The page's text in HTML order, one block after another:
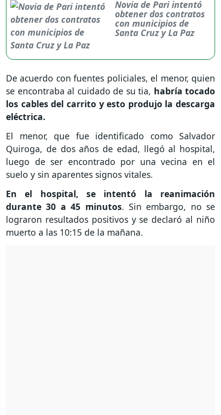
Novia de Pari intentó
obtener dos contratos
con municipios de
Santa Cruz y La Paz
De acuerdo con fuentes policiales, el menor, quien
se encontraba al cuidado de su tia, habría tocado
los cables del carrito y esto produjo la descarga
eléctrica.
El menor, que fue identificado como Salvador
Quiroga, de dos años de edad, llegó al hospital,
luego de ser encontrado por una vecina en el
suelo y sin aparentes signos vitales.
En el hospital, se intentó la reanimación
durante 30 a 45 minutos. Sin embargo, no se
lograron resultados positivos y se declaró al niño
muerto a las 10:15 de la mañana.